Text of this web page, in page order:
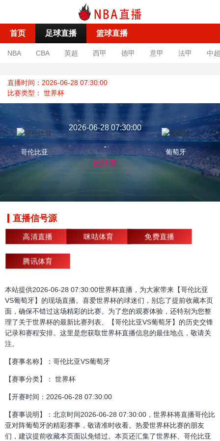
首页 足球直播 篮球直播
NBA CBA 英超 西甲 德甲 意甲 法甲 中超
直播时间：2026-06-28 07:30:00
比赛类型： 世界杯
哥伦比亚
2026-06-28 07:30:00
-
已结束
葡萄牙
直播信号源
高清直播 咪咕体育 免费直播
腾讯体育
本站提供2026-06-28 07:30:00世界杯直播，为大家带来【哥伦比亚
VS葡萄牙】的现场直播。喜爱世界杯的球迷们，别忘了提前收藏本页
面，确保不错过这场精彩的比赛。为了您的观赛体验，还特别为您整
理了关于世界杯的最新比赛列表、【哥伦比亚VS葡萄牙】的历史交锋
记录和赛程安排。这里是您获取世界杯直播信息的最佳地点，敬请关
注。
【赛事名称】：哥伦比亚VS葡萄牙
【赛事分类】： 世界杯
【开赛时间：2026-06-28 07:30:00
【赛事说明】：北京时间2026-06-28 07:30:00，世界杯将直播哥伦比
亚对阵葡萄牙的精彩赛事，敬请准时收看。热爱世界杯比赛的朋友
们，建议提前收藏本页面以免错过。本页还汇集了世界杯、哥伦比亚